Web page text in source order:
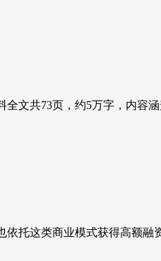
文共73页，约5万字，内容
托这类商业模式获得高额